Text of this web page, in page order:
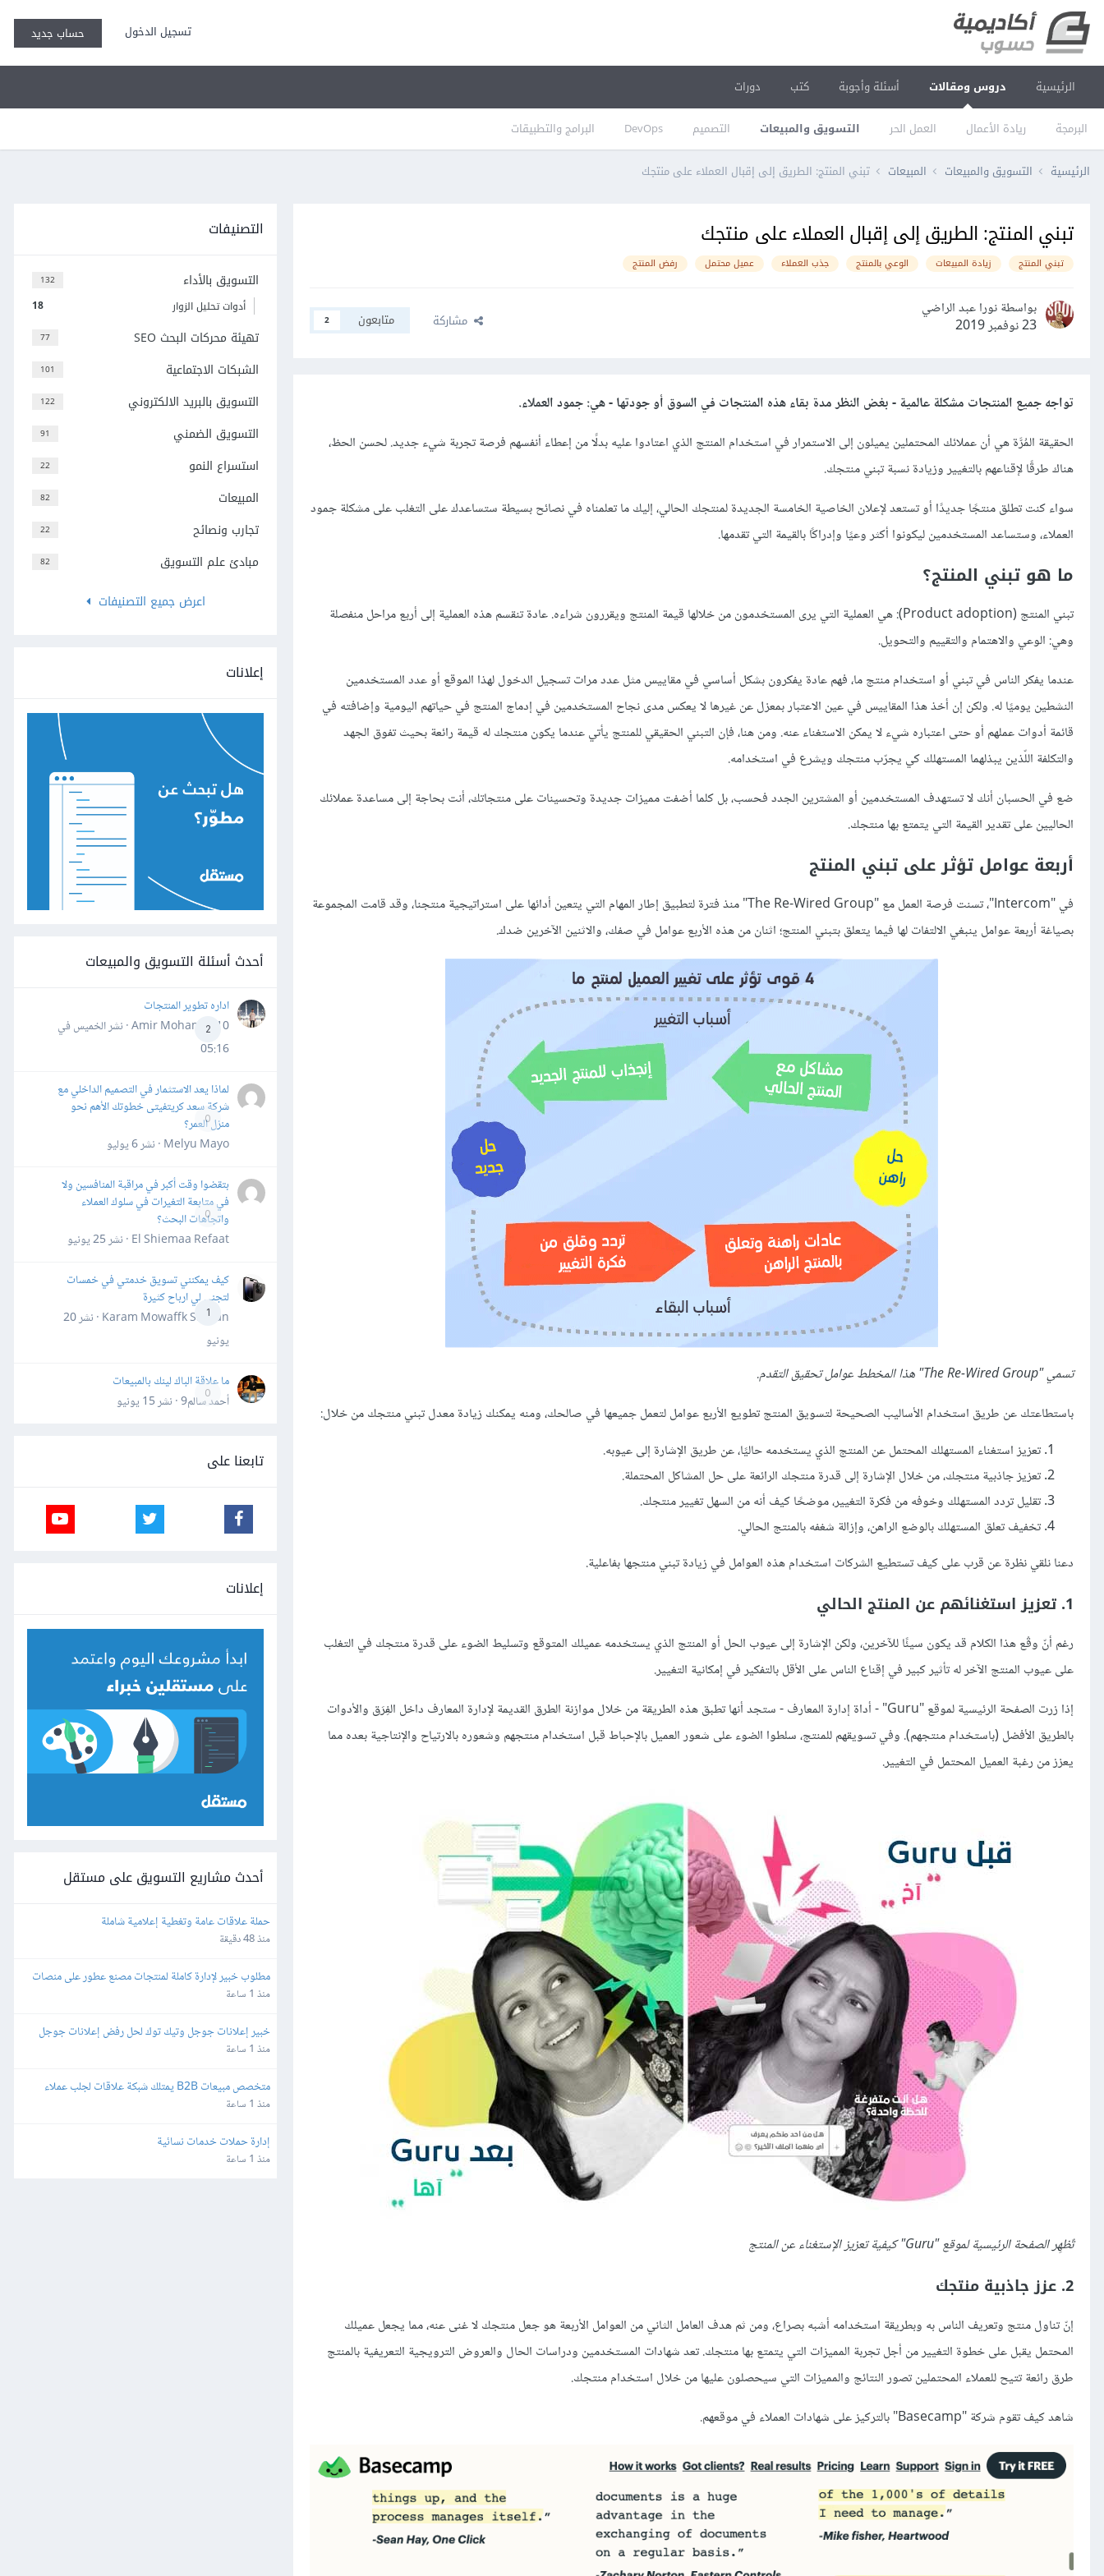
تسجيل الدخول حساب جديد
الرئيسية دروس ومقالات
البرمجة ريادة الأعمال العمل الحر التسويق والمبيعات التصميم DevOps البرامج والتطبيقات
أسئلة وأجوبة كتب دورات
الرئيسية التسويق والمبيعات المبيعات تبني المنتج: الطريق إلى إقبال العملاء على منتجك
تبني المنتج: الطريق إلى إقبال العملاء على منتجك
تبني المنتج زيادة المبيعات الوعي بالمنتج جذب العملاء عميل محتمل رفض المنتج
بواسطة نورا عبد الراضي
23 نوفمبر 2019
مشاركة متابعون 2
تواجه جميع المنتجات مشكلة عالمية - بغض النظر مدة بقاء هذه المنتجات في السوق أو جودتها - هي: جمود العملاء.
الحقيقة المُرَّة هي أن عملائك المحتملين يميلون إلى الاستمرار في استخدام المنتج الذي اعتادوا عليه بدلًا من إعطاء أنفسهم فرصة تجربة شيء جديد. لحسن الحظ،
هناك طرقًا لإقناعهم بالتغيير وزيادة نسبة تبني منتجك.
سواء كنت تطلق منتجًا جديدًا أو تستعد لإعلان الخاصية الخامسة الجديدة لمنتجك الحالي، إليك ما تعلمناه في نصائح بسيطة ستساعدك على التغلب على مشكلة جمود
العملاء، وستساعد المستخدمين ليكونوا أكثر وعيًا وإدراكًا بالقيمة التي تقدمها.
ما هو تبني المنتج؟
تبني المنتج (Product adoption): هي العملية التي يرى المستخدمون من خلالها قيمة المنتج ويقررون شراءه. عادة تنقسم هذه العملية إلى أربع مراحل منفصلة
وهي: الوعي والاهتمام والتقييم والتحويل.
عندما يفكر الناس في تبني أو استخدام منتج ما، فهم عادة يفكرون بشكل أساسي في مقاييس مثل عدد مرات تسجيل الدخول لهذا الموقع أو عدد المستخدمين
النشطين يوميًا له. ولكن إن أخذ هذا المقاييس في عين الاعتبار بمعزل عن غيرها لا يعكس مدى نجاح المستخدمين في إدماج المنتج في حياتهم اليومية وإضافته في
قائمة أدوات عملهم أو حتى اعتباره شيء لا يمكن الاستغناء عنه. ومن هنا، فإن التبني الحقيقي للمنتج يأتي عندما يكون منتجك له قيمة رائعة بحيث تفوق الجهد
والتكلفة اللّذين يبذلهما المستهلك كي يجرّب منتجك ويشرع في استخدامه.
ضع في الحسبان أنك لا تستهدف المستخدمين أو المشترين الجدد فحسب، بل كلما أضفت مميزات جديدة وتحسينات على منتجاتك، أنت بحاجة إلى مساعدة عملائك
الحاليين على تقدير القيمة التي يتمتع بها منتجك.
أربعة عوامل تؤثر على تبني المنتج
في "Intercom"، تسنت فرصة العمل مع "The Re-Wired Group" منذ فترة لتطبيق إطار المهام التي يتعين أدائها على استراتيجية منتجنا، وقد قامت المجموعة
بصياغة أربعة عوامل ينبغي الالتفات لها فيما يتعلق بتبني المنتج؛ اثنان من هذه الأربع عوامل في صفك، والاثنين الآخرين ضدك.
تسمي "The Re-Wired Group" هذا المخطط عوامل تحقيق التقدم.
باستطاعتك عن طريق استخدام الأساليب الصحيحة لتسويق المنتج تطويع الأربع عوامل لتعمل جميعها في صالحك، ومنه يمكنك زيادة معدل تبني منتجك من خلال:
تعزيز استغناء المستهلك المحتمل عن المنتج الذي يستخدمه حاليًا، عن طريق الإشارة إلى عيوبه.
تعزيز جاذبية منتجك، من خلال الإشارة إلى قدرة منتجك الرائعة على حل المشاكل المحتملة.
تقليل تردد المستهلك وخوفه من فكرة التغيير، موضحًا كيف أنه من السهل تغيير منتجك.
تخفيف تعلق المستهلك بالوضع الراهن، وإزالة شغفه بالمنتج الحالي.
دعنا نلقي نظرة عن قرب على كيف تستطيع الشركات استخدام هذه العوامل في زيادة تبني منتجها بفاعلية.
1. تعزيز استغنائهم عن المنتج الحالي
رغم أنّ وقْع هذا الكلام قد يكون سيئًا للآخرين، ولكن الإشارة إلى عيوب الحل أو المنتج الذي يستخدمه عميلك المتوقع وتسليط الضوء على قدرة منتجك في التغلب
على عيوب المنتج الآخر له تأثير كبير في إقناع الناس على الأقل بالتفكير في إمكانية التغيير.
إذا زرت الصفحة الرئيسية لموقع "Guru" - أداة إدارة المعارف - ستجد أنها تطبق هذه الطريقة من خلال موازنة الطرق القديمة لإدارة المعارف داخل الفِرَق والأدوات
بالطريق الأفضل (باستخدام منتجهم). وفي تسويقهم للمنتج، سلطوا الضوء على شعور العميل بالإحباط قبل استخدام منتجهم وشعوره بالارتياح والإنتاجية بعده مما
يعزز من رغبة العميل المحتمل في التغيير.
تٌظهِر الصفحة الرئيسية لموقع "Guru" كيفية تعزيز الإستغناء عن المنتج
2. عزز جاذبية منتجك
إنّ تناول منتج وتعريف الناس به وبطريقة استخدامه أشبه بصراع، ومن ثم هدف العامل الثاني من العوامل الأربعة هو جعل منتجك لا غنى عنه، مما يجعل عميلك
المحتمل يقبل على خطوة التغيير من أجل تجربة المميزات التي يتمتع بها منتجك. تعد شهادات المستخدمين ودراسات الحال والعروض الترويجية التعريفية بالمنتج
طرق رائعة تتيح للعملاء المحتملين تصور النتائج والمميزات التي سيحصلون عليها من خلال استخدام منتجك.
شاهد كيف تقوم شركة "Basecamp" بالتركيز على شهادات العملاء في موقعهم.
التصنيفات
132 التسويق بالأداء
18 أدوات تحليل الزوار
77 تهيئة محركات البحث SEO
101 الشبكات الاجتماعية
122 التسويق بالبريد الالكتروني
91 التسويق الضمني
22 استسراع النمو
82 المبيعات
22 تجارب ونصائح
82
مبادئ علم التسويق
اعرض جميع التصنيفات
إعلانات
أحدث أسئلة التسويق والمبيعات
2
اداره تطوير المنتجات
Amir Mohamed10 · نشر
الخميس في
05:16
0
لماذا يعد الاستثمار في التصميم الداخلي مع
شركة سعد كريتفيتى خطوتك الأهم نحو
منزل العمر؟
Melyu Mayo · نشر
6 يوليو
0
بتقضوا وقت أكبر في مراقبة المنافسين ولا
في متابعة التغيرات في سلوك العملاء
واتجاهات البحث؟
El Shiemaa Refaat · نشر
25 يونيو
1
كيف يمكنني تسويق خدمتي في خمسات
لتجني لي ارباح كثيرة
Karam Mowaffk Sarhan · نشر
20
يونيو
0
ما علاقة الباك لينك بالمبيعات
أحمد سالم9 · نشر
15 يونيو
تابعنا على
إعلانات
أحدث مشاريع التسويق على مستقل
حملة علاقات عامة وتغطية إعلامية شاملة
منذ 48 دقيقة
أمازون ونون مصر والسعودية والإمارات
منذ 1 ساعة
وإدارة الحملات
منذ 1 ساعة
لأنظمة برمجية
منذ 1 ساعة
إدارة حملات خدمات نسائية
منذ 1 ساعة